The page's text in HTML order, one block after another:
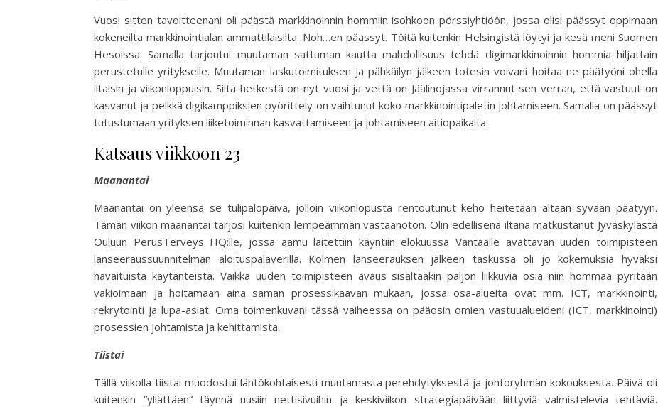
Vuosi sitten tavoitteenani oli päästä markkinoinnin hommiin isohkoon pörssiyhtiöön, jossa olisi päässyt oppimaan
kokeneilta markkinointialan ammattilaisilta. Noh…en päässyt. Töitä kuitenkin Helsingistä löytyi ja kesä meni Suomen
Hesoissa. Samalla tarjoutui muutaman sattuman kautta mahdollisuus tehdä digimarkkinoinnin hommia hiljattain
perustetulle yritykselle. Muutaman laskutoimituksen ja pähkäilyn jälkeen totesin voivani hoitaa ne päätyöni ohella
iltaisin ja viikonloppuisin. Siitä hetkestä on nyt vuosi ja vettä on Jäälinojassa virrannut sen verran, että vastuut on
kasvanut ja pelkkä digikamppiksien pyörittely on vaihtunut koko markkinointipaletin johtamiseen. Samalla on päässyt
tutustumaan yrityksen liiketoiminnan kasvattamiseen ja johtamiseen aitiopaikalta.
Katsaus viikkoon 23
Maanantai
Maanantai on yleensä se tulipalopäivä, jolloin viikonlopusta rentoutunut keho heitetään altaan syvään päätyyn.
Tämän viikon maanantai tarjosi kuitenkin lempeämmän vastaanoton. Olin edellisenä iltana matkustanut Jyväskylästä
Ouluun PerusTerveys HQ:lle, jossa aamu laitettiin käyntiin elokuussa Vantaalle avattavan uuden toimipisteen
lanseeraussuunnitelman aloituspalaverilla. Kolmen lanseerauksen jälkeen taskussa oli jo kokemuksia hyväksi
havaituista käytänteistä. Vaikka uuden toimipisteen avaus sisältääkin paljon liikkuvia osia niin hommaa pyritään
vakioimaan ja hoitamaan aina saman prosessikaavan mukaan, jossa osa-alueita ovat mm. ICT, markkinointi,
rekrytointi ja lupa-asiat. Oma toimenkuvani tässä vaiheessa on pääosin omien vastuualueideni (ICT, markkinointi)
prosessien johtamista ja kehittämistä.
Tiistai
Tällä viikolla tiistai muodostui lähtökohtaisesti muutamasta perehdytyksestä ja johtoryhmän kokouksesta. Päivä oli
kuitenkin ”yllättäen” täynnä uusiin nettisivuihin ja keskiviikon strategiapäivään liittyviä valmistelevia tehtäviä.